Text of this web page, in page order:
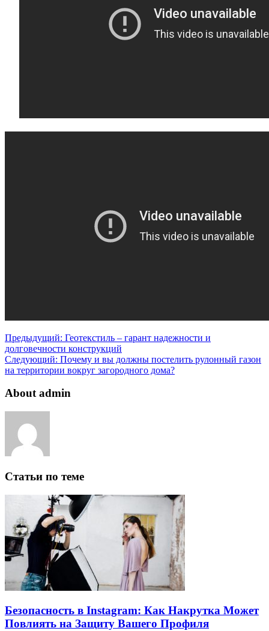
Предыдущий: Геотекстиль – гарант надежности и
долговечности конструкций
Следующий: Почему и вы должны постелить рулонный газон
на территории вокруг загородного дома?
About admin
Статьи по теме
Безопасность в Instagram: Как Накрутка Может
Повлиять на Защиту Вашего Профиля